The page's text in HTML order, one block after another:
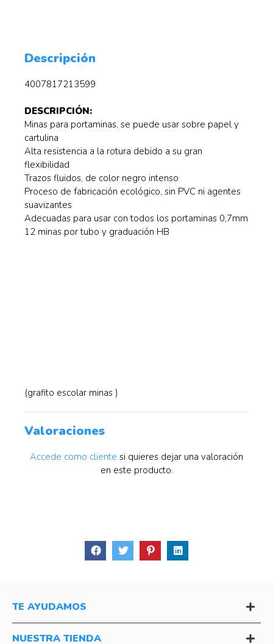
Descripción
4007817213599
DESCRIPCIÓN:
Minas para portaminas, se puede usar sobre papel y
cartulina
Alta resistencia a la rotura debido a su gran
flexibilidad
Trazos fluidos, de color negro intenso
Proceso de fabricación ecológico, sin PVC ni agentes
suavizantes
Adecuadas para usar con todos los portaminas 0,7mm
12 minas por tubo y graduación HB
(grafito escolar minas )
Valoraciones
Accede como cliente si quieres dejar una valoración
en este producto.
TE AYUDAMOS
NUESTRA TIENDA